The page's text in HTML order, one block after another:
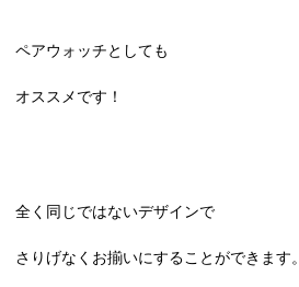
ペアウォッチとしても
オススメです！
全く同じではないデザインで
さりげなくお揃いにすることができます。